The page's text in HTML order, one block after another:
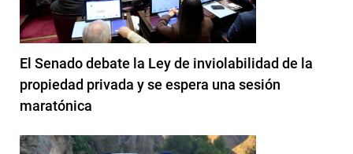
El Senado debate la Ley de inviolabilidad de la
propiedad privada y se espera una sesión
maratónica